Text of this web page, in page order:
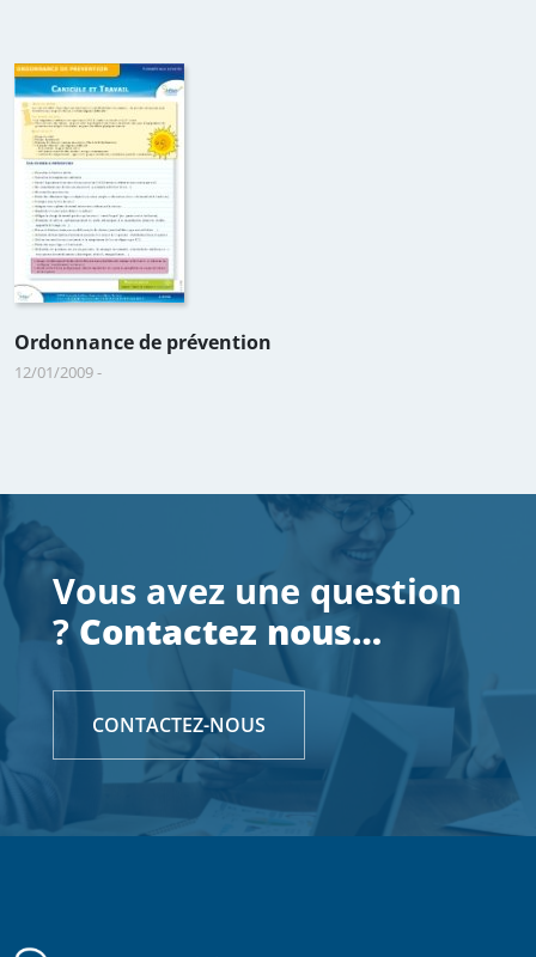
Ordonnance de prévention
12/01/2009-
Vous avez une question
?Contactez nous…
CONTACTEZ-NOUS